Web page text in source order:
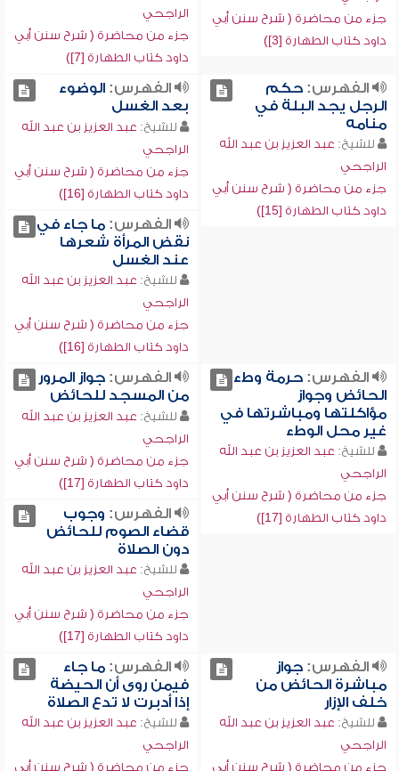
جزء من محاضرة ( شرح سنن أبي
داود كتاب الطهارة [3])
الراجحي
جزء من محاضرة ( شرح سنن أبي
داود كتاب الطهارة [7])
الفهرس:حكم
الرجل يجد البلة في
منامه
للشيخ: عبد العزيز بن عبد الله
الراجحي
جزء من محاضرة ( شرح سنن أبي
داود كتاب الطهارة [15])
الفهرس:الوضوء
بعد الغسل
للشيخ: عبد العزيز بن عبد الله
الراجحي
جزء من محاضرة ( شرح سنن أبي
داود كتاب الطهارة [16])
الفهرس:ما جاء في
نقض المرأة شعرها
عند الغسل
للشيخ: عبد العزيز بن عبد الله
الراجحي
جزء من محاضرة ( شرح سنن أبي
داود كتاب الطهارة [16])
الفهرس:حرمة وطء
الحائض وجواز
مؤاكلتها ومباشرتها في
غير محل الوطء
للشيخ: عبد العزيز بن عبد الله
الراجحي
جزء من محاضرة ( شرح سنن أبي
داود كتاب الطهارة [17])
الفهرس:جواز المرور
من المسجد للحائض
للشيخ: عبد العزيز بن عبد الله
الراجحي
جزء من محاضرة ( شرح سنن أبي
داود كتاب الطهارة [17])
الفهرس: وجوب
قضاء الصوم للحائض
دون الصلاة
للشيخ: عبد العزيز بن عبد الله
الراجحي
جزء من محاضرة ( شرح سنن أبي
داود كتاب الطهارة [17])
الفهرس:جواز
مباشرة الحائض من
خلف الإزار
للشيخ: عبد العزيز بن عبد الله
الراجحي
جزء من محاضرة ( شرح سنن أبي
الفهرس:ما جاء
فيمن روى أن الحيضة
إذا أدبرت لا تدع الصلاة
للشيخ: عبد العزيز بن عبد الله
الراجحي
جزء من محاضرة ( شرح سنن أبي